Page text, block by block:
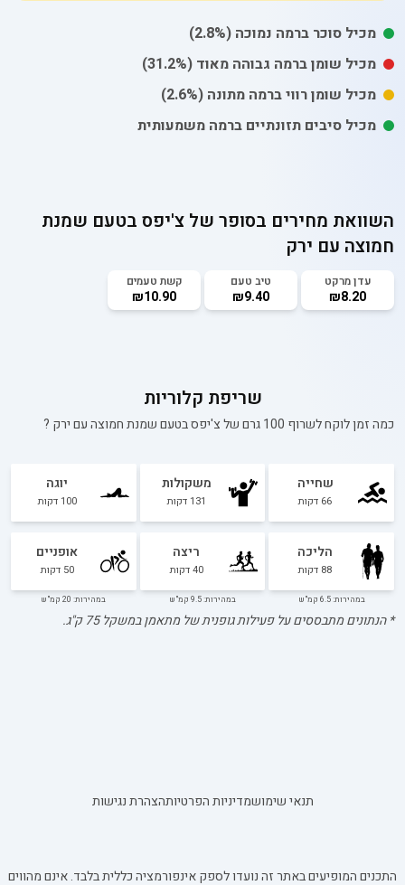
מכיל סוכר ברמה נמוכה (2.8%)
מכיל שומןברמה גבוהה מאוד (31.2%)
מכיל שומן רוויברמה מתונה (2.6%)
מכיל סיבים תזונתיים ברמה משמעותית
השוואת מחירים בסופר של צ'יפס בטעם שמנת
חמוצה עם ירק
עדן מרקט
₪8.20
טיב טעם
₪9.40
קשת טעמים
₪10.90
שריפת קלוריות
כמה זמן לוקח לשרוף 100 גרם של צ'יפס בטעם שמנת חמוצה עם ירק ?
שחייה
66 דקות
משקולות
131 דקות
יוגה
100 דקות
הליכה
88 דקות
במהירות: 6.5 קמ"ש
ריצה
40דקות
במהירות: 9.5 קמ"ש
אופניים
50 דקות
במהירות: 20 קמ"ש
* הנתונים מתבססים על פעילות גופנית של מתאמן במשקל75ק"ג.
תנאי שימושמדיניות הפרטיותהצהרת נגישות
התכנים המופיעים באתר זה נועדו לספק אינפורמציה כללית בלבד. אינם מהווים